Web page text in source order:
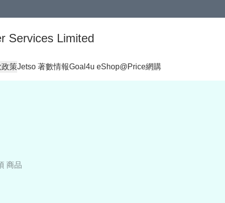
Services Limited
策Jetso 著數情報Goal4u eShop@Price網購
商品